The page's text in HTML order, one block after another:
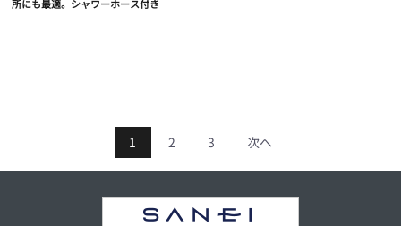
所にも最適。シャワーホース付き
1 2 3 次へ